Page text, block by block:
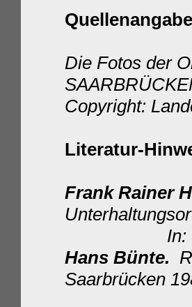
Die Fotos der
Copyright:
Literatur-
Frank Rainer
In:
Hans Bünte.
Saarbrücken